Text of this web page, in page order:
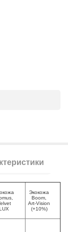
Экокожа
Boom,
Art-Vision
(+10%)